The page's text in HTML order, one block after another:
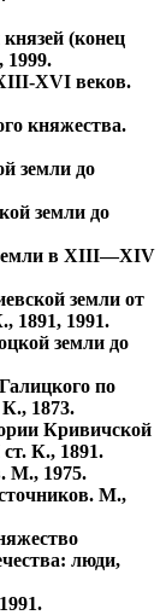
(конец
XVI веков.
княжества.
земли до
земли до
земли в XIII—XIV
земли от
1891, 1991.
земли до
по
1873.
Кривичской
К., 1891.
М., 1975.
М.,
люди,